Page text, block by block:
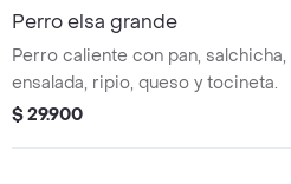
Perro elsa grande
Perro caliente con pan, salchicha,
ensalada, ripio, queso y tocineta.
$ 29.900